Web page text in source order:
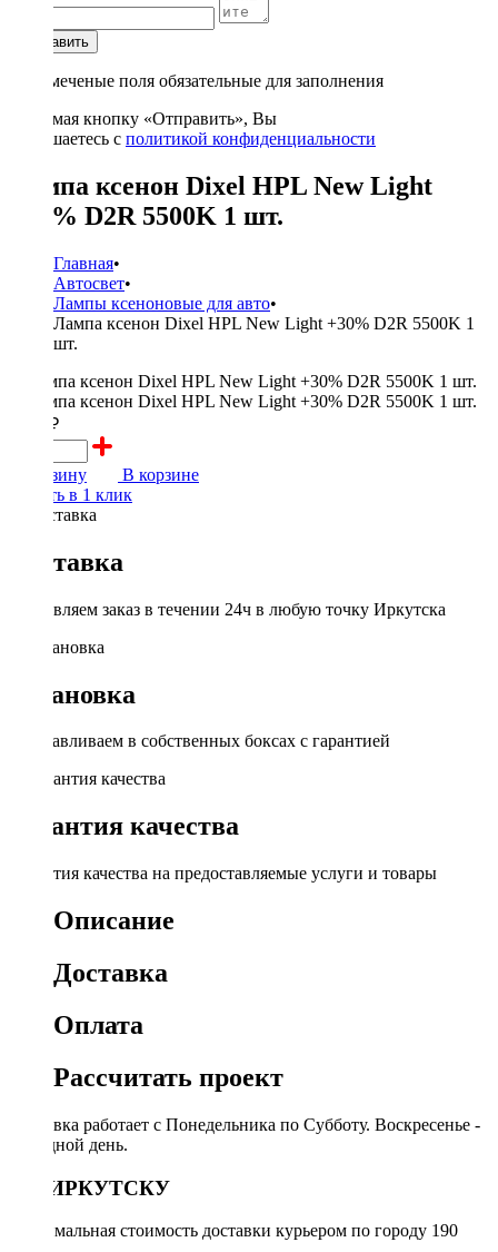
Отправить
* - отмеченые поля обязательные для заполнения
Нажимая кнопку «Отправить», Вы
соглашаетесь с политикой конфиденциальности
Лампа ксенон Dixel HPL New Light
+30% D2R 5500K 1 шт.
Главная•
Автосвет•
Лампы ксеноновые для авто•
Лампа ксенон Dixel HPL New Light +30% D2R 5500K 1
шт.
1750 ₽
В корзину
В корзине
Купить в 1 клик
Доставка
Доставляем заказ в течении 24ч в любую точку Иркутска
Установка
Устанавливаем в собственных боксах с гарантией
Гарантия качества
Гарантия качества на предоставляемые услуги и товары
Описание
Доставка
Оплата
Рассчитать проект
Доставка работает с Понедельника по Субботу. Воскресенье -
выходной день.
ПО ИРКУТСКУ
Минимальная стоимость доставки курьером по городу 190